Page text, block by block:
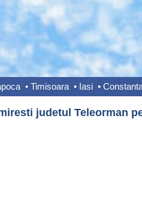
• Timisoara • Iasi •
judetul Teleorman